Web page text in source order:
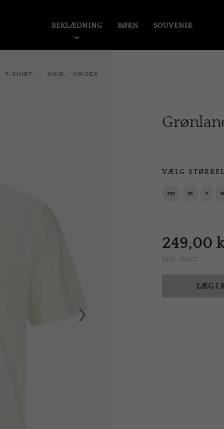
BEKLÆDNING BØRN SOUVENIR
T-SHIRT - HVID, UNISEX
›
VÆLG
2XS XS S M
249,00
EKSL. FRAGT
LÆG I